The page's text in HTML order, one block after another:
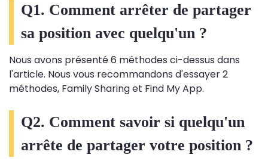
Q1. Comment arrêter de partager
sa position avec quelqu'un ?
Nous avons présenté 6 méthodes ci-dessus dans
l'article. Nous vous recommandons d'essayer 2
méthodes, Family Sharing et Find My App.
Q2. Comment savoir si quelqu'un
arrête de partager votre position ?